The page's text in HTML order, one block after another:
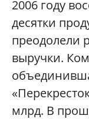
2006 году
десятки
преодолели
выручки.
млрд. В